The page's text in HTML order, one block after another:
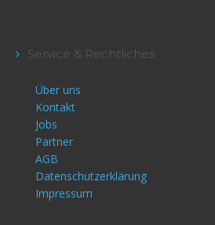
Service & Rechtliches
Über uns
Kontakt
Jobs
Partner
AGB
Datenschutzerklärung
Impressum